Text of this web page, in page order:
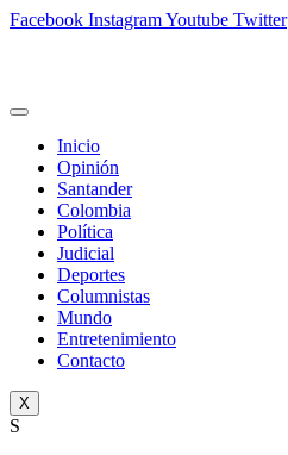
Facebook InstagramYoutube Twitter
Inicio
Opinión
Santander
Colombia
Política
Judicial
Deportes
Columnistas
Mundo
Entretenimiento
Contacto
X
S